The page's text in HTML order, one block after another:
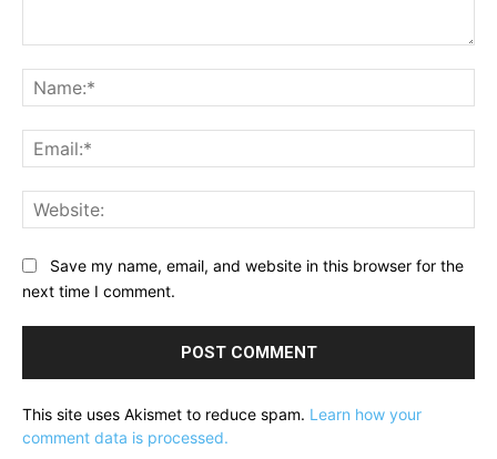
Save my name, email, and website in this browser for the
next time I comment.
This site uses Akismet to reduce spam. Learn how your
comment data is processed.